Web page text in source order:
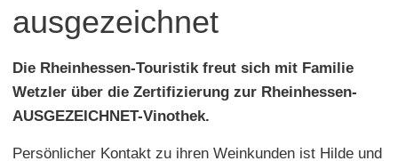
ausgezeichnet
Die Rheinhessen-Touristik freut sich mit Familie
Wetzler über die Zertifizierung zur Rheinhessen-
AUSGEZEICHNET-Vinothek.
Persönlicher Kontakt zu ihren Weinkunden ist Hilde und